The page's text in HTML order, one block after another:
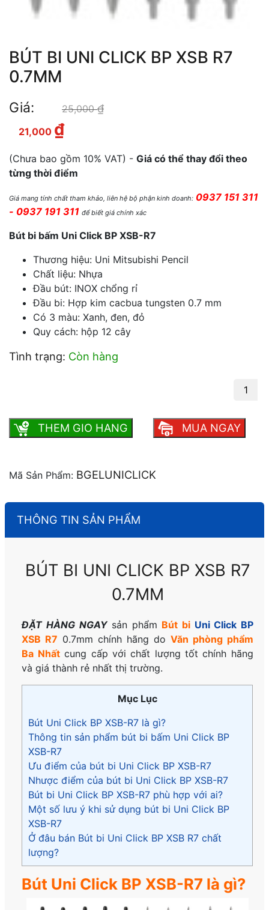
BÚT BI UNI CLICK BP XSB R7
0.7MM
Giá: 25,000₫
21,000 ₫
(Chưa bao gồm 10% VAT) - Giá có thể thay đổi theo
từng thời điểm
Giá mang tính chất tham khảo, liên hệ bộ phận kinh doanh: 0937 151 311
- 0937 191 311 để biết giá chính xác
Bút bi bấm Uni Click BP XSB-R7
Thương hiệu: Uni Mitsubishi Pencil
Chất liệu: Nhựa
Đầu bút: INOX chổng rỉ
Đầu bi: Hợp kim cacbua tungsten 0.7 mm
Có 3 màu: Xanh, đen, đỏ
Quy cách: hộp 12 cây
Tình trạng: Còn hàng
THEM GIO HANG MUA NGAY
Mã Sản Phẩm: BGELUNICLICK
THÔNG TIN SẢN PHẨM
BÚT BI UNI CLICK BP XSB R7
0.7MM
ĐẶT HÀNG NGAYsản phẩm Bút bi Uni Click BP
XSB R7 0.7mm chính hãng do Văn phòng phẩm
Ba Nhấtcung cấp với chất lượng tốt chính hãng
và giá thành rẻ nhất thị trường.
Mục Lục
Bút Uni Click BP XSB-R7 là gì?
Thông tin sản phẩm bút bi bấm Uni Click BP
XSB-R7
Ưu điểm của bút bi Uni Click BP XSB-R7
Nhược điểm của bút bi Uni Click BP XSB-R7
Bút bi Uni Click BP XSB-R7 phù hợp với ai?
Một số lưu ý khi sử dụng bút bi Uni Click BP
XSB-R7
Ở đâu bán Bút bi Uni Click BP XSB R7 chất
lượng?
Bút Uni Click BP XSB-R7 là gì?